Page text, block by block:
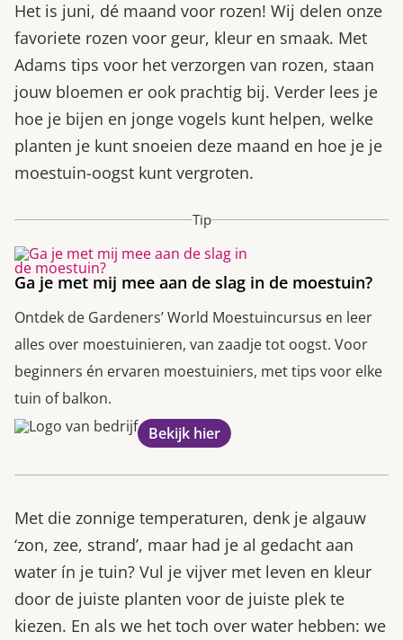
Het is juni, dé maand voor rozen! Wij delen onze
favoriete rozen voor geur, kleur en smaak. Met
Adams tips voor het verzorgen van rozen, staan
jouw bloemen er ook prachtig bij. Verder lees je
hoe je bijen en jonge vogels kunt helpen, welke
planten je kunt snoeien deze maand en hoe je je
moestuin-oogst kunt vergroten.
Tip
Ga je met mij mee aan de slag in de moestuin?
Ontdek de Gardeners’ World Moestuincursus en leer
alles over moestuinieren, van zaadje tot oogst. Voor
beginners én ervaren moestuiniers, met tips voor elke
tuin of balkon.
Bekijk hier
Met die zonnige temperaturen, denk je algauw
‘zon, zee, strand’, maar had je al gedacht aan
water ín je tuin? Vul je vijver met leven en kleur
door de juiste planten voor de juiste plek te
kiezen. En als we het toch over water hebben: we